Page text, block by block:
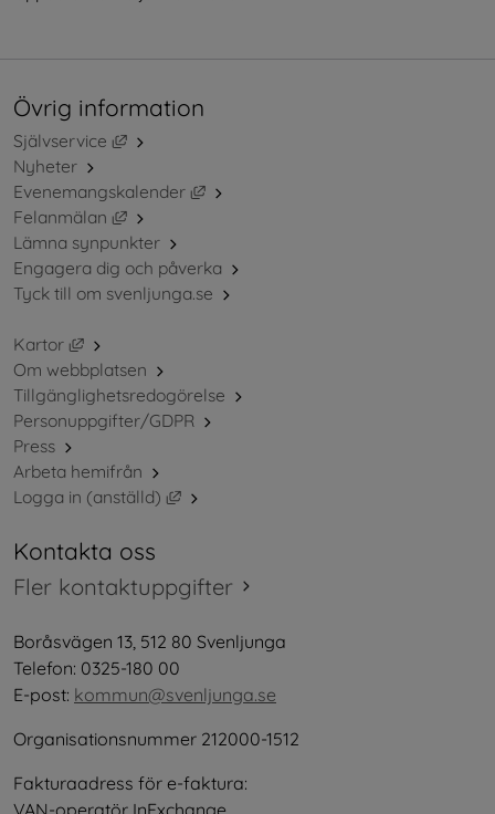
Övrig information
Självservice
Länk till annan webbplats, öppnas i nytt fönster.
Nyheter
Evenemangskalender
Länk till annan webbplats, öppnas i
Felanmälan
Länk till annan webbplats, öppnas i nytt fönster.
Lämna synpunkter
Engagera dig och påverka
Tyck till om svenljunga.se
Kartor
Länk till annan webbplats, öppnas i nytt fönster.
Om webbplatsen
Tillgänglighetsredogörelse
Personuppgifter/GDPR
Press
Arbeta hemifrån
Logga in (anställd)
Länk till annan webbplats, öppnas i nytt
Kontakta oss
Fler kontaktuppgifter
Boråsvägen 13, 512 80 Svenljunga
Telefon: 0325-180 00
E-post: kommun@svenljunga.se
Organisationsnummer 212000-1512
Fakturaadress för e-faktura:
VAN-operatör InExchange